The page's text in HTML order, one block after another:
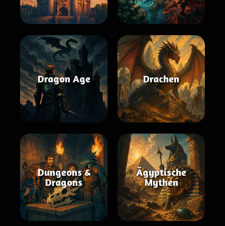
Dragon Age Drachen
Dungeons &
Dragons
Ägyptische
Mythen